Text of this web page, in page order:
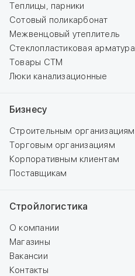
Теплицы, парники
Сотовый поликарбонат
Межвенцовый утеплитель
Стеклопластиковая арматура
Товары СТМ
Люки канализационные
Бизнесу
Строительным организациям
Торговым организациям
Корпоративным клиентам
Поставщикам
Стройлогистика
О компании
Магазины
Вакансии
Контакты